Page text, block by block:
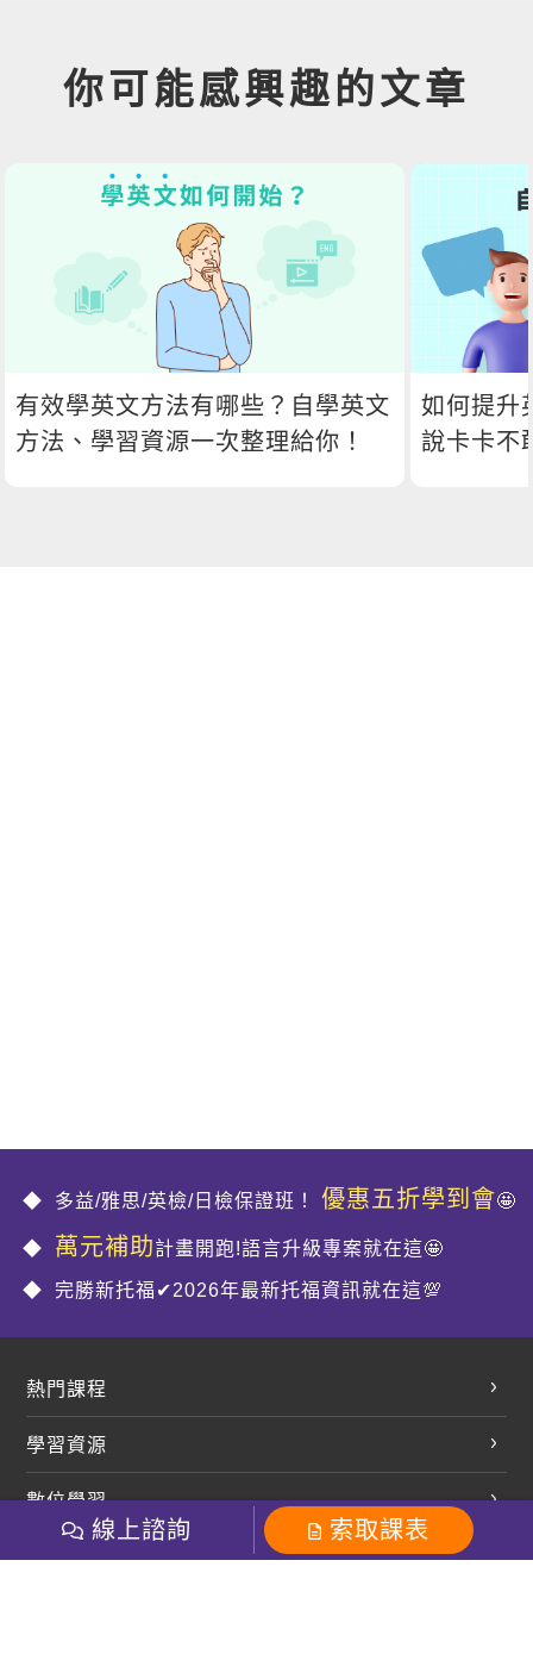
你可能感興趣的文章
有效學英文方法有哪些？自學英文
方法、學習資源一次整理給你！
如何提升
說卡卡不
多益/雅思/英檢/日檢保證班！ 優惠五折學到會🤩
萬元補助計畫開跑!語言升級專案就在這🤩
完勝新托福✔2026年最新托福資訊就在這💯
熱門課程
開口溜英文
學習資源
開課查詢
數位學習
巨匠美語數位學院
社群
線上諮詢 索取課表